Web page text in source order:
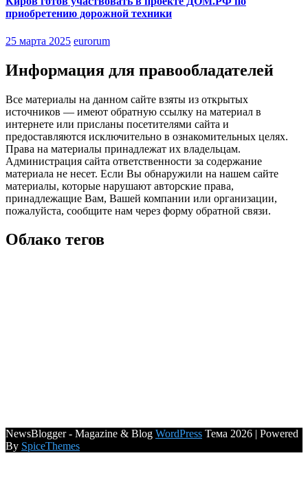
приобретению дорожной техники
25 марта 2025 eurorum
Информация для правообладателей
Все материалы на данном сайте взяты из открытых
источников — имеют обратную ссылку на материал в
интернете или присланы посетителями сайта и
предоставляются исключительно в ознакомительных целях.
Права на материалы принадлежат их владельцам.
Администрация сайта ответственности за содержание
материала не несет. Если Вы обнаружили на нашем сайте
материалы, которые нарушают авторские права,
принадлежащие Вам, Вашей компании или организации,
пожалуйста, сообщите нам через форму обратной связи.
Облако тегов
NewsBlogger - Magazine & Blog WordPress Тема 2026 | Powered
By SpiceThemes